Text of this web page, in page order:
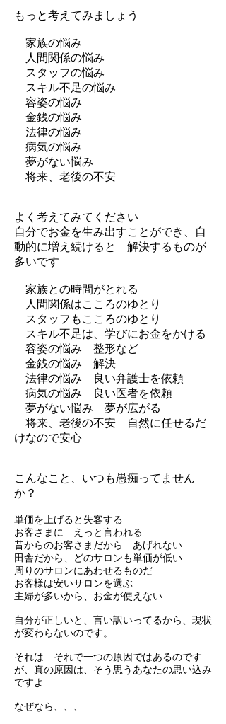
もっと考えてみましょう
家族の悩み
人間関係の悩み
スタッフの悩み
スキル不足の悩み
容姿の悩み
金銭の悩み
法律の悩み
病気の悩み
夢がない悩み
将来、老後の不安
よく考えてみてください
自分でお金を生み出すことができ、自
動的に増え続けると 解決するものが
多いです
家族との時間がとれる
人間関係はこころのゆとり
スタッフもこころのゆとり
スキル不足は、学びにお金をかける
容姿の悩み 整形など
金銭の悩み 解決
法律の悩み 良い弁護士を依頼
病気の悩み 良い医者を依頼
夢がない悩み 夢が広がる
将来、老後の不安 自然に任せるだ
けなので安心
こんなこと、いつも愚痴ってません
か？
単価を上げると失客する
お客さまに えっと言われる
昔からのお客さまだから あげれない
田舎だから、どのサロンも単価が低い
周りのサロンにあわせるものだ
お客様は安いサロンを選ぶ
主婦が多いから、お金が使えない
自分が正しいと、言い訳いってるから、現状
が変わらないのです。
それは それで一つの原因ではあるのです
が、真の原因は、そう思うあなたの思い込み
ですよ
なぜなら、、、